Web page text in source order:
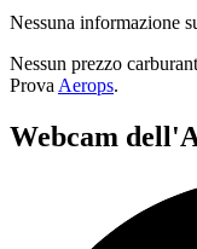
Nessuna informazione
Nessun prezzo
Prova Aerops.
Webcam